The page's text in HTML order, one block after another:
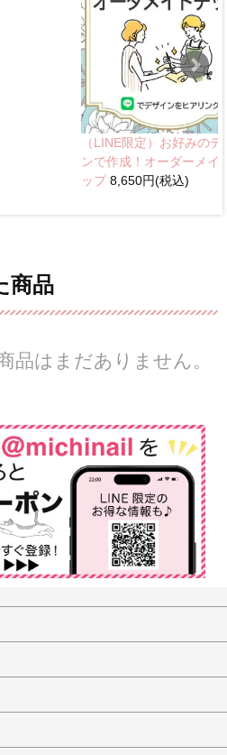
（LINE限定）お好みのデ
ンで作成！オーダーメイ
ップ8,650円(税込)
商品
品はまだありません。